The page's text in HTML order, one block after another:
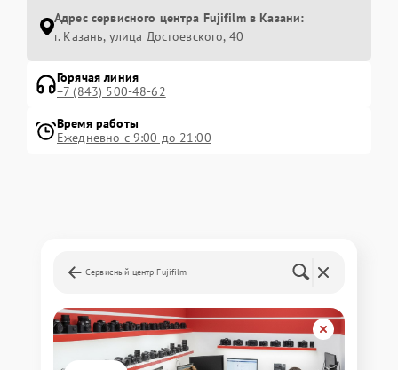
Адрес сервисного центра Fujifilm в Казани:
г. Казань, улица Достоевского, 40
Горячая линия
+7 (843) 500-48-62
Время работы
Ежедневно с 9:00 до 21:00
Сервисный центр Fujifilm